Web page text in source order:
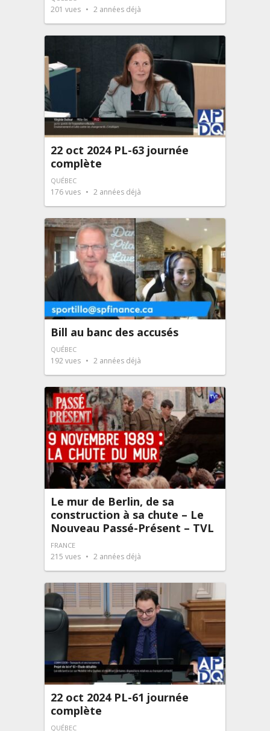
201 vues 2 années déjà
22 oct 2024 PL-63 journée
complète
QUÉBEC
176vues 2 années déjà
Bill au banc des accusés
QUÉBEC
192vues 2 années déjà
Le mur de Berlin, de sa
construction à sa chute – Le
Nouveau Passé-Présent – TVL
FRANCE
215 vues 2 années déjà
22 oct 2024 PL-61 journée
complète
QUÉBEC